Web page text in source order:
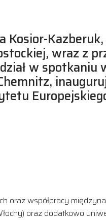
Kosior-
wraz z
w
oraz współpracy
oraz dodatkowo